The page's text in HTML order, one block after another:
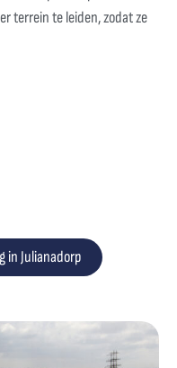
terrein te leiden, zodat ze
in Julianadorp